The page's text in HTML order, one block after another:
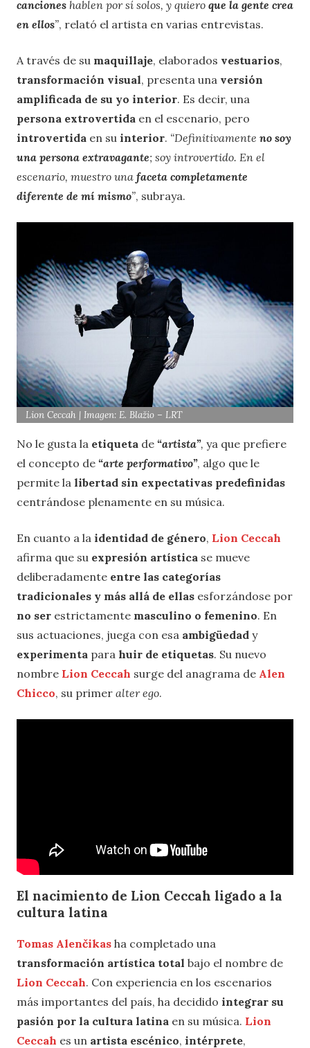
canciones hablen por sí solos, y quiero que la gente crea
en ellos”, relató el artista en varias entrevistas.
A través de su maquillaje, elaborados vestuarios,
transformación visual, presenta una versión
amplificada de su yo interior. Es decir, una
persona extrovertida en el escenario, pero
introvertida en su interior. “Definitivamente no soy
una persona extravagante; soy introvertido. En el
escenario, muestro una faceta completamente
diferente de mí mismo”, subraya.
Lion Ceccah | Imagen: E. Blažio – LRT
No le gusta la etiqueta de “artista”, ya que prefiere
el concepto de “arte performativo”, algo que le
permite la libertad sin expectativas predefinidas
centrándose plenamente en su música.
En cuanto a la identidad de género, Lion Ceccah
afirma que su expresión artística se mueve
deliberadamente entre las categorías
tradicionales y más allá de ellas esforzándose por
no ser estrictamente masculino o femenino. En
sus actuaciones, juega con esa ambigüedad y
experimenta para huir de etiquetas. Su nuevo
nombre Lion Ceccah surge del anagrama de Alen
Chicco, su primer alter ego.
El nacimiento de Lion Ceccah ligado a la
cultura latina
Tomas Alenčikas ha completado una
transformación artística total bajo el nombre de
Lion Ceccah. Con experiencia en los escenarios
más importantes del país, ha decidido integrar su
pasión por la cultura latina en su música. Lion
Ceccah es un artista escénico, intérprete,